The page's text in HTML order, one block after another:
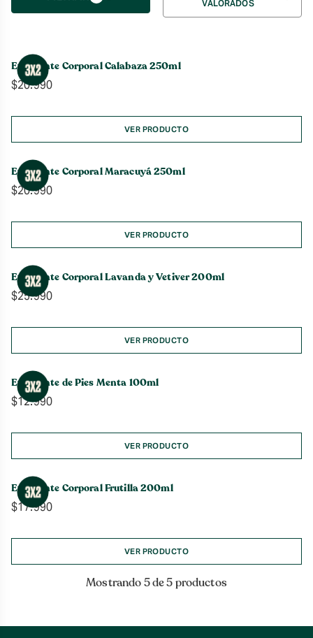
por
VALORADOS
Exfoliante Corporal Calabaza 250ml
$20.990
VER PRODUCTO
Exfoliante Corporal Maracuyá 250ml
$20.990
VER PRODUCTO
Exfoliante Corporal Lavanda y Vetiver 200ml
$25.990
VER PRODUCTO
Exfoliante de Pies Menta 100ml
$12.990
VER PRODUCTO
Exfoliante Corporal Frutilla 200ml
$17.990
VER PRODUCTO
Mostrando 5 de 5 productos